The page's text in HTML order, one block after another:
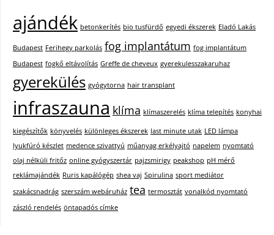
ajándék betonkerítés bio tusfürdő egyedi ékszerek Eladó Lakás
Budapest Ferihegy parkolás fog implantátum fog implantátum
Budapest fogkő eltávolítás Greffe de cheveux gyerekulesszakaruhaz
gyerekülés gyógytorna hair transplant
infraszauna klíma klímaszerelés klíma telepítés konyhai
kiegészítők könyvelés különleges ékszerek last minute utak LED lámpa
lyukfúró készlet medence szivattyú műanyag erkélyajtó napelem nyomtató
olaj nélküli fritőz online gyógyszertár pajzsmirigy peakshop pH mérő
reklámajándék Ruris kapálógép shea vaj Spirulina sport mediátor
szakácsnadrág szerszám webáruház tea termosztát vonalkód nyomtató
zászló rendelés öntapadós címke